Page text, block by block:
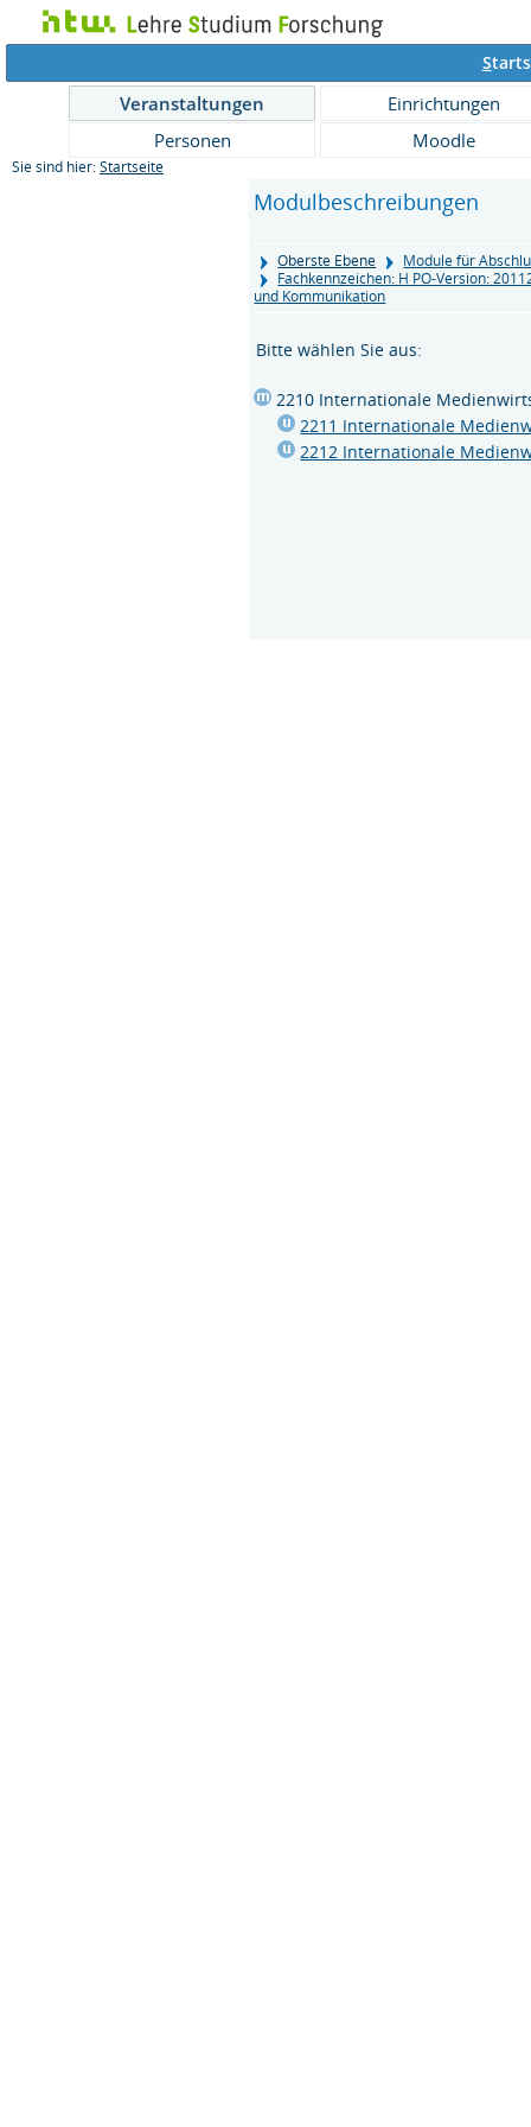
S
Veranstaltungen
Einrichtungen
Personen
Moodle
Sie sind hier: Startseite
Modulbeschreibungen
Oberste Ebene
Module für
Fachkennzeichen: H PO-Version:
und Kommunikation
Bitte wählen Sie aus:
2210 Internationale
2211 Internationale
2212 Internationale